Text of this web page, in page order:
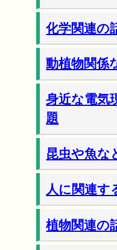
化学関連の
動植物関係
身近な電気
題
昆虫や魚な
人に関連す
植物関連の